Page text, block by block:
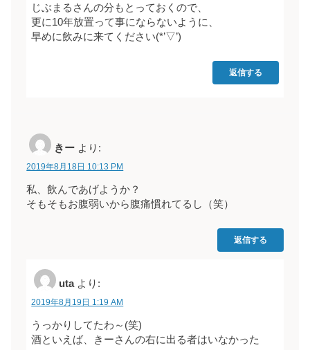
じぶまるさんの分もとっておくので、
更に10年放置って事にならないように、
早めに飲みに来てください(*’▽’)
返信する
きー より:
2019年8月18日 10:13 PM
私、飲んであげようか？
そもそもお腹弱いから腹痛慣れてるし（笑）
返信する
uta より:
2019年8月19日 1:19 AM
うっかりしてたわ～(笑)
酒といえば、きーさんの右に出る者はいなかった